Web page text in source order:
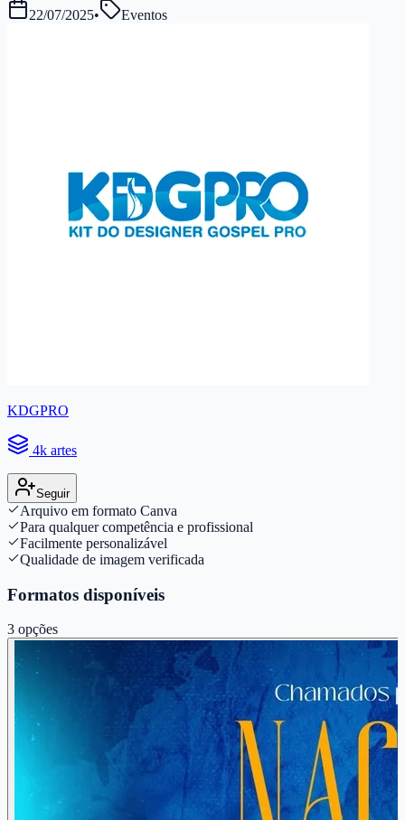
22/07/2025• Eventos
KDGPRO
4k artes
Seguir
Arquivo em formato Canva
Para qualquer competência e profissional
Facilmente personalizável
Qualidade de imagem verificada
Formatos disponíveis
3 opções